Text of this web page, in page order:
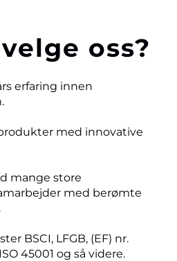
oss?
erfaring innen
med innovative
mange store
med berømte
BSCI, LFGB, (EF) nr.
45001 og så videre.